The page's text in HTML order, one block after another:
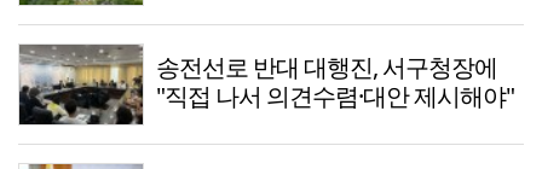
송전선로 반대 대행진, 서구청장에
"직접 나서 의견수렴·대안 제시해야"